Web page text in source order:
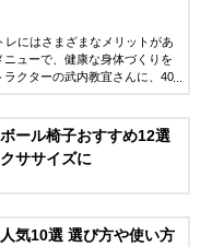
にはさまざまなメリットがあ
ューで、健康な身体づくりを
クターの武内教宜さんに、40
ール椅子おすすめ12選
ササイズに
気10選 選び方や使い方